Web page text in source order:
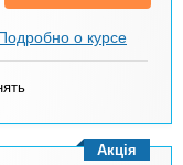
о курсе
Акція